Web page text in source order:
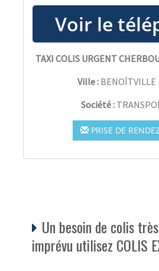
TAXI COLIS URGENT
Ville : BENOÎTVILLE
Société :
PRISE DE
Un besoin de colis
imprévu utilisez COLIS